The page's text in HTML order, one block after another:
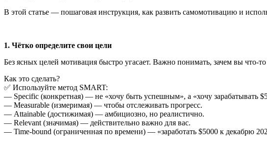
В этой статье — пошаговая инструкция, как развить самомотивацию и
1. Чётко определите свои цели
Без ясных целей мотивация быстро угасает. Важно понимать, зачем вы что-то
Как это сделать?
✅ Используйте метод SMART:
— Specific (конкретная) — не «хочу быть успешным», а «хочу зарабатывать
— Measurable (измеримая) — чтобы отслеживать прогресс.
— Attainable (достижимая) — амбициозно, но реалистично.
— Relevant (значимая) — действительно важно для вас.
— Time-bound (ограниченная по времени) — «заработать $5000 к декабрю